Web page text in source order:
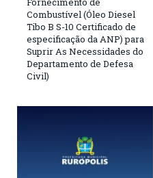
Combustível (Óleo Diesel
Tibo B S-10 Certificado de
especificação da ANP) para
Suprir As Necessidades do
Departamento de Defesa
Civil)